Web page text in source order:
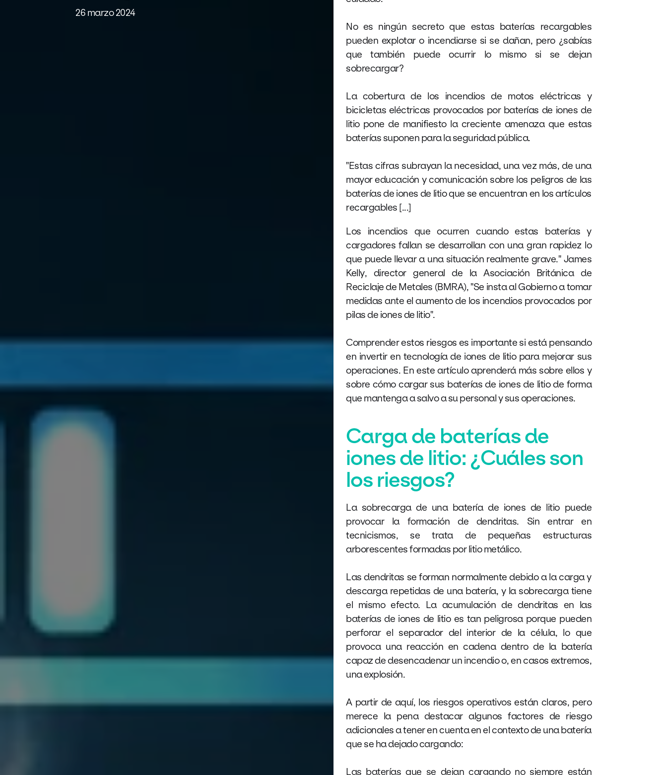
26 marzo 2024
No es ningún secreto que estas baterías recargables
pueden explotar o incendiarse si se dañan, pero ¿sabías
que también puede ocurrir lo mismo si se dejan
sobrecargar?
La cobertura de los incendios de motos eléctricas y
bicicletas eléctricas provocados por baterías de iones de
litio pone de manifiesto la creciente amenaza que estas
baterías suponen para la seguridad pública.
"Estas cifras subrayan la necesidad, una vez más, de una
mayor educación y comunicación sobre los peligros de las
baterías de iones de litio que se encuentran en los artículos
recargables [...]
Los incendios que ocurren cuando estas baterías y
cargadores fallan se desarrollan con una gran rapidez lo
que puede llevar a una situación realmente grave." James
Kelly, director general de la Asociación Británica de
Reciclaje de Metales (BMRA), "Se insta al Gobierno a tomar
medidas ante el aumento de los incendios provocados por
pilas de iones de litio".
Comprender estos riesgos es importante si está pensando
en invertir en tecnología de iones de litio para mejorar sus
operaciones. En este artículo aprenderá más sobre ellos y
sobre cómo cargar sus baterías de iones de litio de forma
que mantenga a salvo a su personal y sus operaciones.
Carga de baterías de
iones de litio: ¿Cuáles son
los riesgos?
La sobrecarga de una batería de iones de litio puede
provocar la formación de dendritas. Sin entrar en
tecnicismos, se trata de pequeñas estructuras
arborescentes formadas por litio metálico.
Las dendritas se forman normalmente debido a la carga y
descarga repetidas de una batería, y la sobrecarga tiene
el mismo efecto. La acumulación de dendritas en las
baterías de iones de litio es tan peligrosa porque pueden
perforar el separador del interior de la célula, lo que
provoca una reacción en cadena dentro de la batería
capaz de desencadenar un incendio o, en casos extremos,
una explosión.
A partir de aquí, los riesgos operativos están claros, pero
merece la pena destacar algunos factores de riesgo
adicionales a tener en cuenta en el contexto de una batería
que se ha dejado cargando:
Las baterías que se dejan cargando no siempre están